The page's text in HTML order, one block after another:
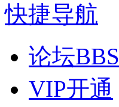
快捷导航
论坛BBS
VIP开通